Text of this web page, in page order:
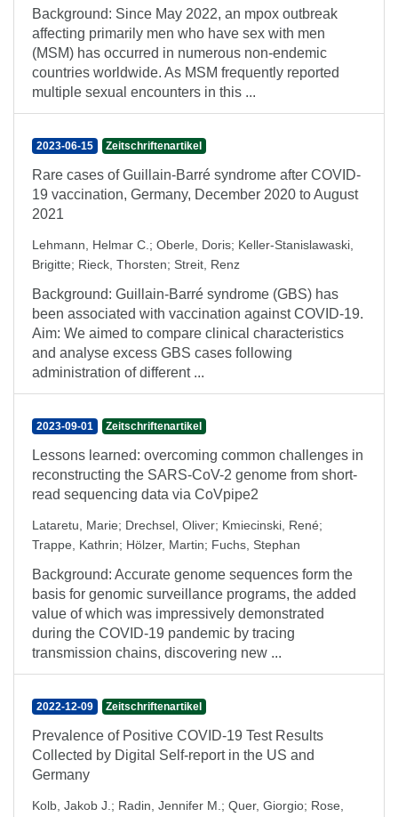
Background: Since May 2022, an mpox outbreak
affecting primarily men who have sex with men
(MSM) has occurred in numerous non-endemic
countries worldwide. As MSM frequently reported
multiple sexual encounters in this ...
2023-06-15 Zeitschriftenartikel
Rare cases of Guillain-Barré syndrome after COVID-
19 vaccination, Germany, December 2020 to August
2021
Lehmann, Helmar C. ; Oberle, Doris; Keller-Stanislawaski,
Brigitte; Rieck, Thorsten; Streit, Renz
Background: Guillain-Barré syndrome (GBS) has
been associated with vaccination against COVID-19.
Aim: We aimed to compare clinical characteristics
and analyse excess GBS cases following
administration of different ...
2023-09-01 Zeitschriftenartikel
Lessons learned: overcoming common challenges in
reconstructing the SARS-CoV-2 genome from short-
read sequencing data via CoVpipe2
Lataretu, Marie; Drechsel, Oliver; Kmiecinski, René;
Trappe, Kathrin; Hölzer, Martin; Fuchs, Stephan
Background: Accurate genome sequences form the
basis for genomic surveillance programs, the added
value of which was impressively demonstrated
during the COVID-19 pandemic by tracing
transmission chains, discovering new ...
2022-12-09 Zeitschriftenartikel
Prevalence of Positive COVID-19 Test Results
Collected by Digital Self-report in the US and
Germany
Kolb, Jakob J. ; Radin, Jennifer M. ; Quer, Giorgio; Rose,